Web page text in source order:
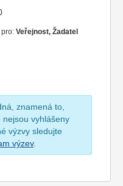
Veřejnost, Žadatel
znamená to,
vyhlášeny
výzvy sledujte
výzev.